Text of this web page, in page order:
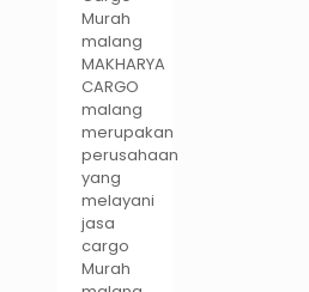
Murah
malang
MAKHARYA
CARGO
malang
merupakan
perusahaan
yang
melayani
jasa
cargo
Murah